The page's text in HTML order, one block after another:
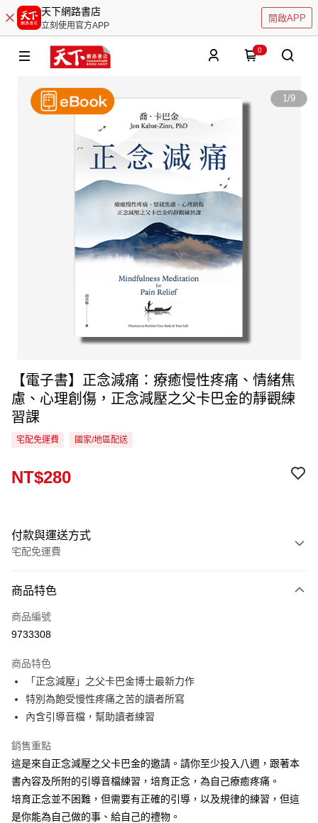
天下網路書店
立刻使用官方APP
開啟APP
0
1/9
【電子書】正念減痛：療癒慢性疼痛、情緒焦
慮、心理創傷，正念減壓之父卡巴金的靜觀練
習課
宅配免運費 國家/地區配送
NT$280
付款與運送方式
宅配免運費
信用卡一次付款
LINE Pay
街口支付
悠遊付
運送方式
宅配
每筆NT$70，滿NT$799(含以上)免運費
商品特色
商品編號
9733308
商品特色
「正念減壓」之父卡巴金博士最新力作
特別為飽受慢性疼痛之苦的讀者所寫
內含引導音檔，幫助讀者練習
銷售重點
這是來自正念減壓之父卡巴金的邀請。請你至少投入八週，跟著本
書內容及所附的引導音檔練習，培育正念，為自己療癒疼痛。
培育正念並不困難，但需要有正確的引導，以及規律的練習，但這
是你能為自己做的事、給自己的禮物。